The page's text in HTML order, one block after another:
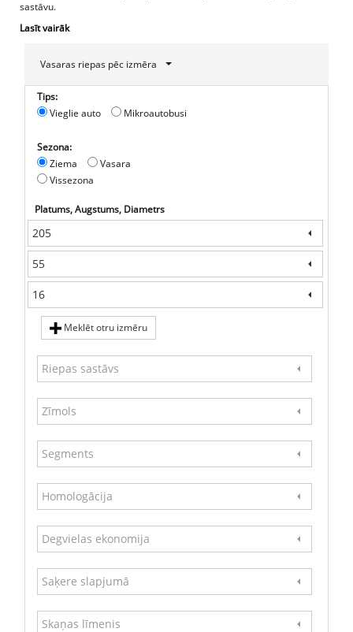
sastāvu.
Lasīt vairāk
Vasaras riepas pēc izmēra
Tips:
Vieglie auto
Mikroautobusi
Sezona:
Ziema
Vasara
Vissezona
Platums, Augstums, Diametrs
205
55
16
Meklēt otru izmēru
Riepas sastāvs
Zīmols
Segments
Homologācija
Degvielas ekonomija
Saķere slapjumā
Skaņas līmenis